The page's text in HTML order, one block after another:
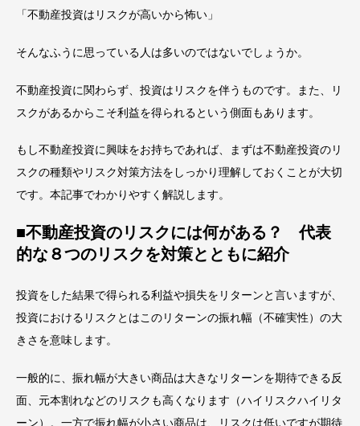
「不動産投資はリスクが高いから怖い」
そんなふうに思っている人は多いのではないでしょうか。
不動産投資に関わらず、投資はリスクを伴うものです。また、リ
スクがあるからこそ利益を得られるという側面もあります。
もし不動産投資に興味をお持ちであれば、まずは不動産投資のリ
スクの種類やリスク対策方法をしっかり理解しておくことが大切
です。本記事でわかりやすく解説します。
■不動産投資のリスクには何がある？ 代表
的な８つのリスクを対策とともに紹介
投資をした結果で得られる利益や損失をリターンと言いますが、
投資におけるリスクとはこのリターンの振れ幅（不確実性）の大
きさを意味します。
一般的に、振れ幅が大きい商品は大きなリターンを期待できる反
面、元本割れなどのリスクも高くなります（ハイリスクハイリタ
ーン）。一方で振れ幅が小さい商品は、リスクは低いですが期待